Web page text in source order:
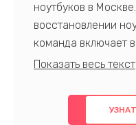
ноутбуков в
восстановлении
команда включает
профессионалов с
предлагаем
использованием